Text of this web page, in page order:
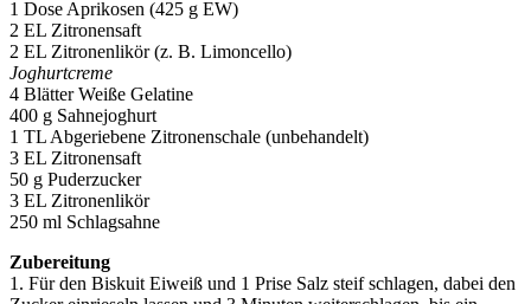
1 Dose Aprikosen (425 g EW)
2 EL Zitronensaft
2 EL Zitronenlikör (z. B. Limoncello)
Joghurtcreme
4 Blätter Weiße Gelatine
400 g Sahnejoghurt
1 TL Abgeriebene Zitronenschale (unbehandelt)
3 EL Zitronensaft
50 g Puderzucker
3 EL Zitronenlikör
250 ml Schlagsahne
Zubereitung
1. Für den Biskuit Eiweiß und 1 Prise Salz steif schlagen, dabei den